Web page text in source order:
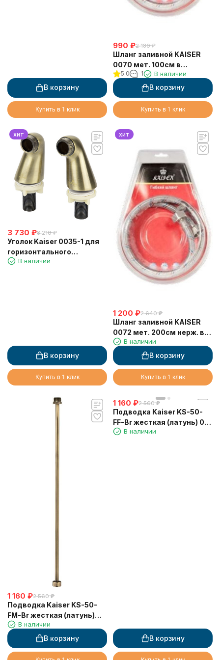
В корзину
Купить в 1 клик
990 ₽2 180 ₽
Шланг заливной KAISER
0070 мет. 100см в
блистере
(14*100cm*F3/4*F3/4)
5.0 1 В наличии
В корзину
Купить в 1 клик
хит
3 730 ₽8 210 ₽
Уголок Kaiser 0035-1 для
горизонтального
подключения смесителя
В наличии
В корзину
Купить в 1 клик
хит
1 200 ₽2 640 ₽
Шланг заливной KAISER
0072 мет. 200см нерж. в
блистере
(14*200cm*F3/4*F3/4)
В наличии
В корзину
Купить в 1 клик
1 160 ₽2 560 ₽
Подводка Kaiser KS-50-
FM-Br жесткая (латунь)
0,5 г/ш бронза
В наличии
В корзину
1 160 ₽2 560 ₽
Подводка Kaiser KS-50-
FF-Br жесткая (латунь) 0,5
г/г бронза
В наличии
В корзину